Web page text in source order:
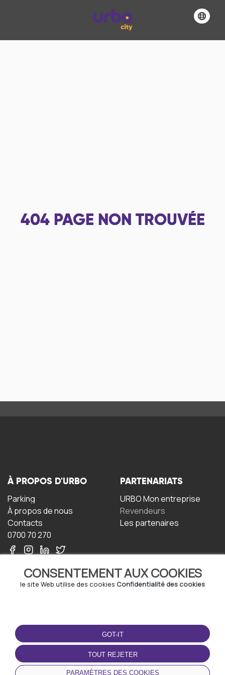
404 PAGE NON TROUVÉE
CONSENTEMENT AUX COOKIES
le site Web utilise des cookies Confidentialité des cookies
GOT-IT
TOUT REJETER
PARAMÈTRES DES COOKIES
À PROPOS D'URBO
Parking
À propos de nous
Contacts
0700 70 270
PARTENARIATS
URBO Mon entreprise
Revendeurs
Les partenaires
TERMS-OF-USE
Termes et conditions
Politique de confidentialité
Politique relative aux
cookies
TÉLÉCHARGEZ
L'APPLICATION